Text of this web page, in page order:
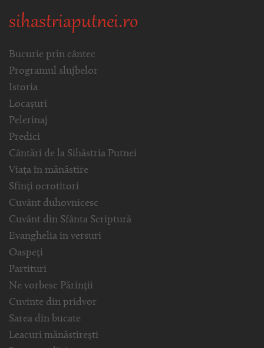
sihastriaputnei.ro
Bucurie prin cântec
Programul slujbelor
Istoria
Locașuri
Pelerinaj
Predici
Cântări de la Sihăstria Putnei
Viața în mănăstire
Sfinți ocrotitori
Cuvânt duhovnicesc
Cuvânt din Sfânta Scriptură
Evanghelia in versuri
Oaspeți
Partituri
Ne vorbesc Părinții
Cuvinte din pridvor
Sarea din bucate
Leacuri mănăstirești